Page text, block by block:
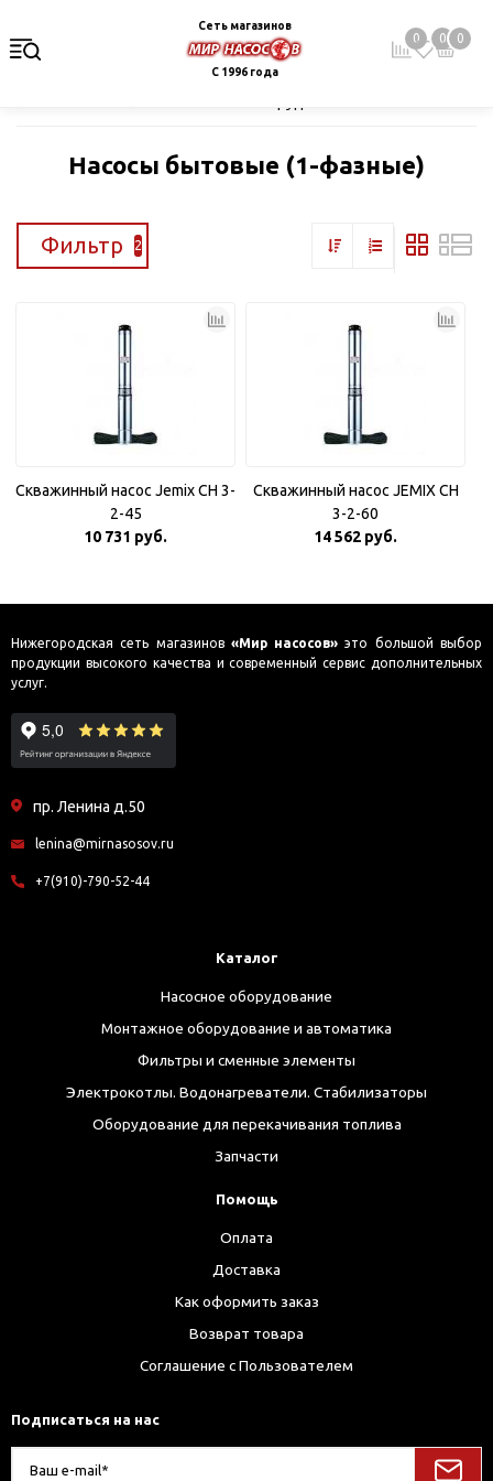
Сеть магазинов
С 1996 года
0 0 0
Насосы бытовые (1-фазные)
Фильтр 2
Скважинный насос Jemix CH 3-
2-45
10 731 руб.
Скважинный насос JEMIX CH
3-2-60
14 562 руб.
Нижегородская сеть магазинов «Мир насосов» это большой выбор
продукции высокого качества и современный сервис дополнительных
услуг.
пр. Ленина д.50
lenina@mirnasosov.ru
+7(910)-790-52-44
Каталог
Насосное оборудование
Монтажное оборудование и автоматика
Фильтры и сменные элементы
Электрокотлы. Водонагреватели. Стабилизаторы
Оборудование для перекачивания топлива
Запчасти
Помощь
Оплата
Доставка
Как оформить заказ
Возврат товара
Соглашение с Пользователем
Подписаться на нас